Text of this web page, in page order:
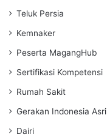
Teluk Persia
Kemnaker
Peserta MagangHub
Sertifikasi Kompetensi
Rumah Sakit
Gerakan Indonesia Asri
Dairi